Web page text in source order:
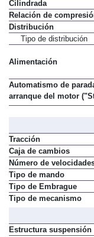
Cilindrada
Relación de
Distribución
Tipo de distribución
Alimentación
Automatismo de
arranque del motor
Tracción
Caja de cambios
Número de
Tipo de mando
Tipo de Embrague
Tipo de mecanismo
Estructura suspensión